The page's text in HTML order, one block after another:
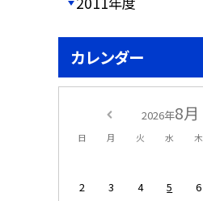
カレンダー
2026年8月
日 月 火 水 木
2
3 4 5 6